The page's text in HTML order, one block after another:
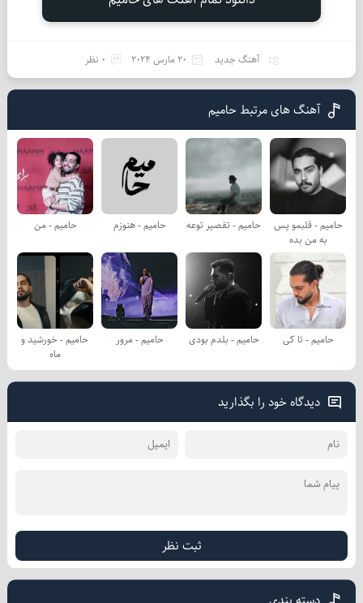
آهنگ جدید 20 مارس 2024 0 نظر
آهنگ های مرتبط حامیم
حامیم - قلبمو پس
به من بده
حامیم - تقصیر توعه حامیم - هنوزم حامیم - من
حامیم - تا کی حامیم - بلدم بودی حامیم - مرور
حامیم - خورشید و
ماه
دیدگاه خود را بگذارید
ثبت نظر